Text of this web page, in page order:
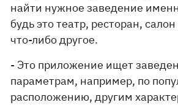
найти нужное заведение
будь это театр, ресторан,
что-либо другое.
- Это приложение ищет
параметрам, например, по
расположению, другим